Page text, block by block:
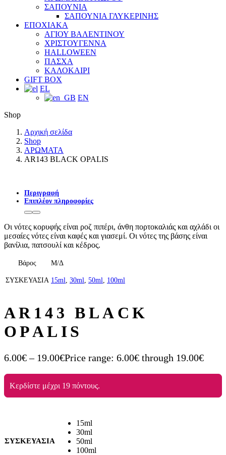
ΣΑΠΟΥΝΙΑ
ΣΑΠΟΥΝΙΑ ΓΛΥΚΕΡΙΝΗΣ
ΕΠΟΧΙΑΚΑ
ΑΓΙΟΥ ΒΑΛΕΝΤΙΝΟΥ
ΧΡΙΣΤΟΥΓΕΝΝΑ
HALLOWEEN
ΠΑΣΧΑ
ΚΑΛΟΚΑΙΡΙ
GIFT BOX
EL
EN
Shop
Αρχική σελίδα
Shop
ΑΡΩΜΑΤΑ
AR143 BLACK OPALIS
Περιγραφή
Επιπλέον πληροφορίες
Οι νότες κορυφής είναι ροζ πιπέρι, άνθη πορτοκαλιάς και αχλάδι οι
μεσαίες νότες είναι καφές και γιασεμί. Οι νότες της βάσης είναι
βανίλια, πατσουλί και κέδρος.
Βάρος Μ/Δ
ΣΥΣΚΕΥΑΣΙΑ 15ml, 30ml, 50ml, 100ml
AR143 BLACK
OPALIS
6.00€ – 19.00€Price range: 6.00€ through 19.00€
Κερδίστε μέχρι 19 πόντους.
ΣΥΣΚΕΥΑΣΙΑ
15ml
30ml
50ml
100ml